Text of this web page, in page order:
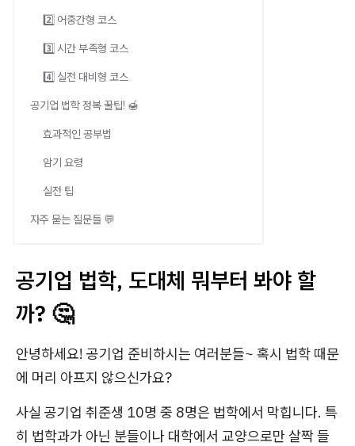
2️⃣ 어중간형 코스
3️⃣ 시간 부족형 코스
4️⃣ 실전 대비형 코스
공기업 법학 정복 꿀팁! 🍯
효과적인 공부법
암기 요령
실전 팁
자주 묻는 질문들 💬
공기업 법학, 도대체 뭐부터 봐야 할
까? 🤔
안녕하세요! 공기업 준비하시는 여러분들~ 혹시 법학 때문
에 머리 아프지 않으신가요?
사실 공기업 취준생 10명 중 8명은 법학에서 막힙니다. 특
히 법학과가 아닌 분들이나 대학에서 교양으로만 살짝 들